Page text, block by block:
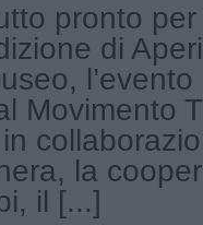
pronto
di
Movimento
la
il [...]